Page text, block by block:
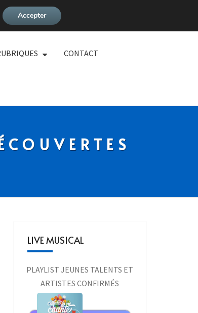
CONTACT
LIVE MUSICAL
PLAYLIST JEUNES TALENTS ET
ARTISTES CONFIRMÉS
Accepter